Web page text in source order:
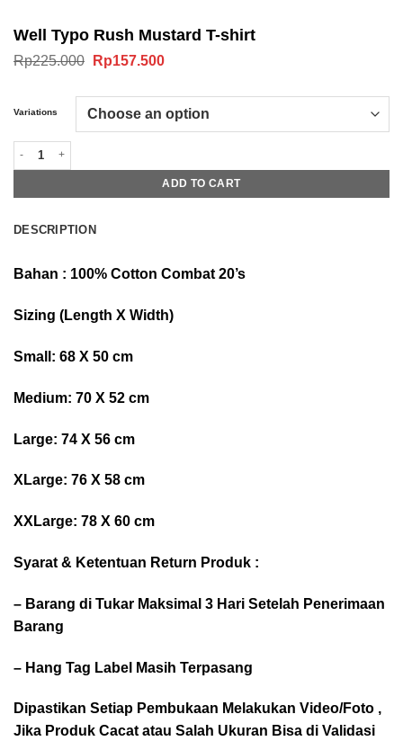
Well Typo Rush Mustard T-shirt
Rp225.000 Original
Rp157.500Current
Variations
Well Typo Rush Mustard T-shirt quantity
ADD TO CART
DESCRIPTION
Bahan : 100% Cotton Combat 20’s
Sizing (Length X Width)
Small: 68 X 50 cm
Medium: 70 X 52 cm
Large: 74 X 56 cm
XLarge: 76 X 58 cm
XXLarge: 78 X 60 cm
Syarat & Ketentuan Return Produk :
– Barang di Tukar Maksimal 3 Hari Setelah Penerimaan
Barang
– Hang Tag Label Masih Terpasang
Dipastikan Setiap Pembukaan Melakukan Video/Foto ,
Jika Produk Cacat atau Salah Ukuran Bisa di Validasi